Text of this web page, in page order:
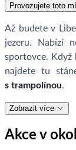
Provozujete toto
Až budete v
jezeru. Nabízí
sportovce. Když
najdete tu
s trampolínou.
Zobrazit více
Akce v